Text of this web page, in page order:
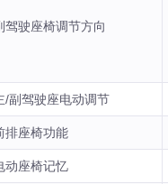
驾驶座椅调节方向
/副驾驶座电动调节
排座椅功能
动座椅记忆